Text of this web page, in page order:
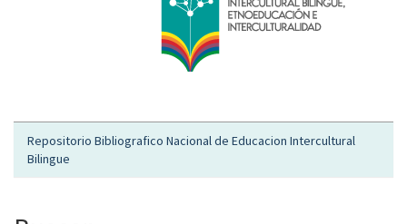
Repositorio Bibliografico Nacional de Educacion Intercultural
Bilingue